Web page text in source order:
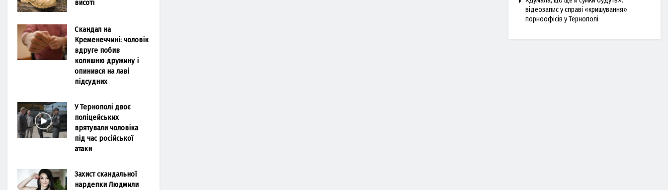
висоті
Скандал на
Кременеччині: чоловік
вдруге побив
колишню дружину і
опинився на лаві
підсудних
У Тернополі двоє
поліцейських
врятували чоловіка
під час російської
атаки
Захист скандальної
нардепки Людмили
відеозапис у справі «кришування»
порноофісів у Тернополі